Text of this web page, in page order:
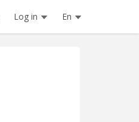
Log in En